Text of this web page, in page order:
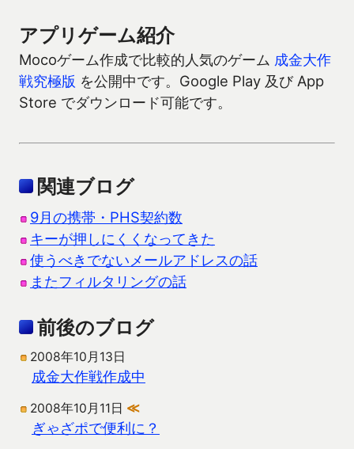
アプリゲーム紹介
Mocoゲーム作成で比較的人気のゲーム 成金大作
戦究極版 を公開中です。Google Play 及び App
Store でダウンロード可能です。
関連ブログ
9月の携帯・PHS契約数
キーが押しにくくなってきた
使うべきでないメールアドレスの話
またフィルタリングの話
前後のブログ
2008年10月13日
成金大作戦作成中
2008年10月11日 ≪
ぎゃざポで便利に？